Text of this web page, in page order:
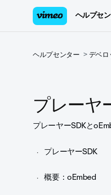
ヘルプセ
ヘルプセンター デベ
プレーヤ
プレーヤーSDKと
プレーヤーSDK
概要：oEmbed